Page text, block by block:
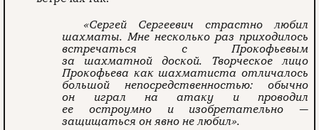
«Сергей Сергеевич страстно любил
шахматы. Мне несколько раз приходилось
встречаться с Прокофьевым
за шахматной доской. Творческое лицо
Прокофьева как шахматиста отличалось
большой непосредственностью: обычно
он играл на атаку и проводил
ее остроумно и изобретательно —
защищаться он явно не любил».